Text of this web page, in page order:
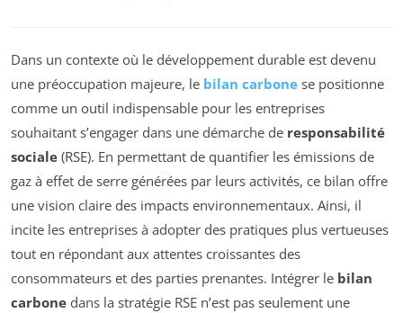
Dans un contexte où le développement durable est devenu
une préoccupation majeure, le bilan carbone se positionne
comme un outil indispensable pour les entreprises
souhaitant s’engager dans une démarche de responsabilité
sociale (RSE). En permettant de quantifier les émissions de
gaz à effet de serre générées par leurs activités, ce bilan offre
une vision claire des impacts environnementaux. Ainsi, il
incite les entreprises à adopter des pratiques plus vertueuses
tout en répondant aux attentes croissantes des
consommateurs et des parties prenantes. Intégrer le bilan
carbone dans la stratégie RSE n’est pas seulement une